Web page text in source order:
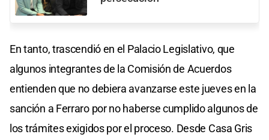
En tanto, trascendió en el Palacio Legislativo, que
algunos integrantes de la Comisión de Acuerdos
entienden que no debiera avanzarse este jueves en la
sanción a Ferraro por no haberse cumplido algunos de
los trámites exigidos por el proceso. Desde Casa Gris